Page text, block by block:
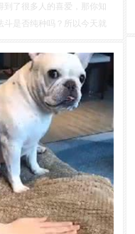
到了很多人的喜爱，那你知
斗是否纯种吗？所以今天就
！身材短且圆胖纯种阿法斗
就是比较短的，但很圆
，肌肉分明，看上去浑身